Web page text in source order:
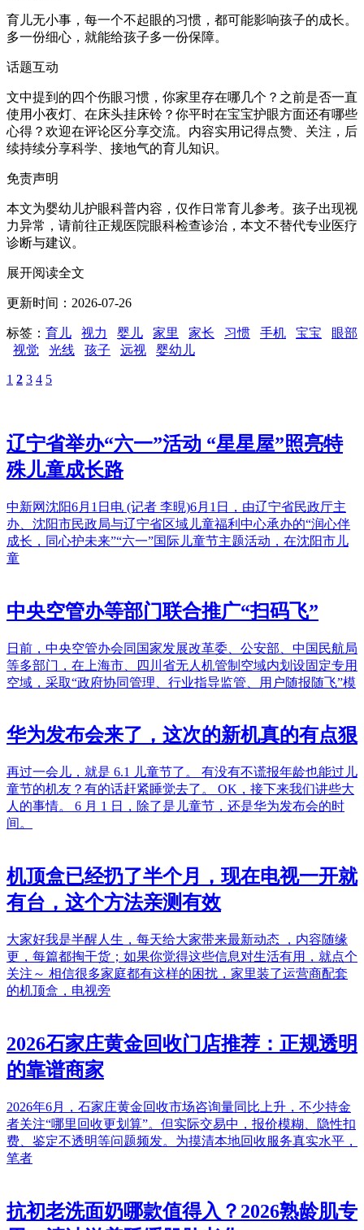
育儿无小事，每一个不起眼的习惯，都可能影响孩子的成长。
多一份细心，就能给孩子多一份保障。
话题互动
文中提到的四个伤眼习惯，你家里存在哪几个？之前是否一直
使用小夜灯、在床头挂床铃？你平时在宝宝护眼方面还有哪些
心得？欢迎在评论区分享交流。内容实用记得点赞、关注，后
续持续分享科学、接地气的育儿知识。
免责声明
本文为婴幼儿护眼科普内容，仅作日常育儿参考。孩子出现视
力异常，请前往正规医院眼科检查诊治，本文不替代专业医疗
诊断与建议。
展开阅读全文
更新时间：2026-07-26
标签： 育儿 视力 婴儿 家里 家长 习惯 手机 宝宝
眼部
视觉
光线 孩子 远视 婴幼儿
1 2 3 4 5
辽宁省举办“六一”活动 “星星屋”照亮特
殊儿童成长路
中新网沈阳6月1日电 (记者 李晛)6月1日，由辽宁省民政厅主
办、沈阳市民政局与辽宁省区域儿童福利中心承办的“润心伴
成长，同心护未来”“六一”国际儿童节主题活动，在沈阳市儿
童
中央空管办等部门联合推广“扫码飞”
日前，中央空管办会同国家发展改革委、公安部、中国民航局
等多部门，在上海市、四川省无人机管制空域内划设固定专用
空域，采取“政府协同管理、行业指导监管、用户随报随飞”模
华为发布会来了，这次的新机真的有点狠
再过一会儿，就是 6.1 儿童节了。 有没有不谎报年龄也能过儿
童节的机友？有的话赶紧睡觉去了。 OK，接下来我们讲些大
人的事情。 6 月 1 日，除了是儿童节，还是华为发布会的时
间。
机顶盒已经扔了半个月，现在电视一开就
有台，这个方法亲测有效
大家好我是半醒人生，每天给大家带来最新动态 ，内容随缘
更，每篇都掏干货；如果你觉得这些信息对生活有用，就点个
关注～ 相信很多家庭都有这样的困扰，家里装了运营商配套
的机顶盒，电视旁
2026石家庄黄金回收门店推荐：正规透明
的靠谱商家
2026年6月，石家庄黄金回收市场咨询量同比上升，不少持金
者关注“哪里回收更划算”。但实际交易中，报价模糊、隐性扣
费、鉴定不透明等问题频发。为摸清本地回收服务真实水平，
笔者
抗初老洗面奶哪款值得入？2026熟龄肌专